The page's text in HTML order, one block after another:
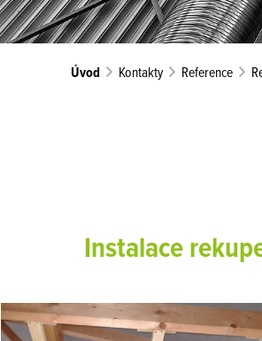
Úvod Kontakty Reference
Instalace